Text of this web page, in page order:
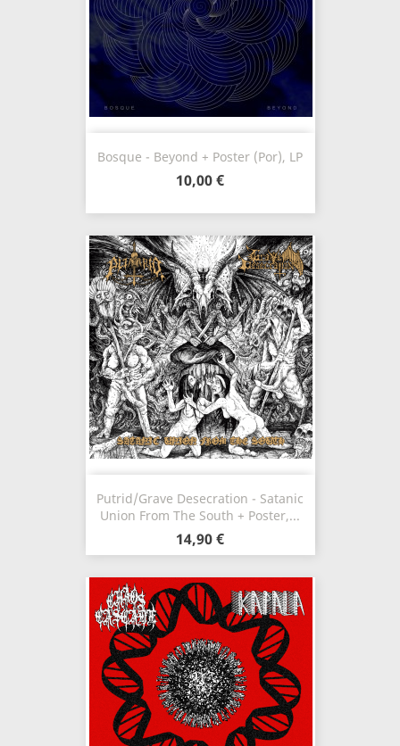
Bosque - Beyond + Poster (Por), LP
10,00 €
Putrid/Grave Desecration - Satanic
Union From The South + Poster,...
14,90 €